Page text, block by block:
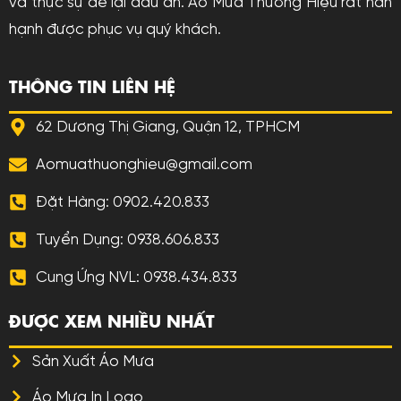
hạnh được phục vụ quý khách.
THÔNG TIN LIÊN HỆ
62 Dương Thị Giang, Quận 12, TPHCM
Aomuathuonghieu@gmail.com
Đặt Hàng: 0902.420.833
Tuyển Dụng: 0938.606.833
Cung Ứng NVL: 0938.434.833
ĐƯỢC XEM NHIỀU NHẤT
Sản Xuất Áo Mưa
Áo Mưa In Logo